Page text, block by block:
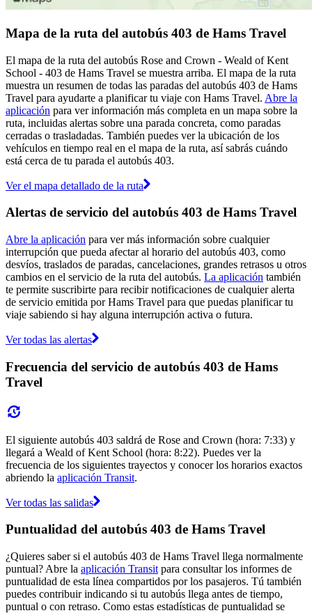
Mapa de la ruta del autobús 403 de Hams Travel
El mapa de la ruta del autobús Rose and Crown - Weald of Kent
School - 403 de Hams Travel se muestra arriba. El mapa de la ruta
muestra un resumen de todas las paradas del autobús 403 de Hams
Travel para ayudarte a planificar tu viaje con Hams Travel. Abre la
aplicación para ver información más completa en un mapa sobre la
ruta, incluidas alertas sobre una parada concreta, como paradas
cerradas o trasladadas. También puedes ver la ubicación de los
vehículos en tiempo real en el mapa de la ruta, así sabrás cuándo
está cerca de tu parada el autobús 403.
Ver el mapa detallado de la ruta
Alertas de servicio del autobús 403 de Hams Travel
Abre la aplicación para ver más información sobre cualquier
interrupción que pueda afectar al horario del autobús 403, como
desvíos, traslados de paradas, cancelaciones, grandes retrasos u otros
cambios en el servicio de la ruta del autobús. La aplicación también
te permite suscribirte para recibir notificaciones de cualquier alerta
de servicio emitida por Hams Travel para que puedas planificar tu
viaje sabiendo si hay alguna interrupción activa o futura.
Ver todas las alertas
Frecuencia del servicio de autobús 403 de Hams
Travel
El siguiente autobús 403 saldrá de Rose and Crown (hora: 7:33) y
llegará a Weald of Kent School (hora: 8:22). Puedes ver la
frecuencia de los siguientes trayectos y conocer los horarios exactos
abriendo la aplicación Transit.
Ver todas las salidas
Puntualidad del autobús 403 de Hams Travel
¿Quieres saber si el autobús 403 de Hams Travel llega normalmente
puntual? Abre la aplicación Transit para consultar los informes de
puntualidad de esta línea compartidos por los pasajeros. Tú también
puedes contribuir indicando si tu autobús llega antes de tiempo,
puntual o con retraso. Como estas estadísticas de puntualidad se